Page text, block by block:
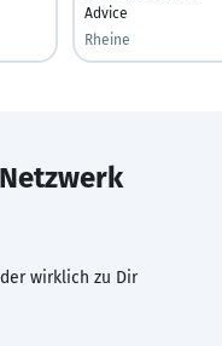
Advice
Rheine
wirklich zu Dir